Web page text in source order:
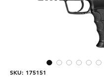
SKU: 175151